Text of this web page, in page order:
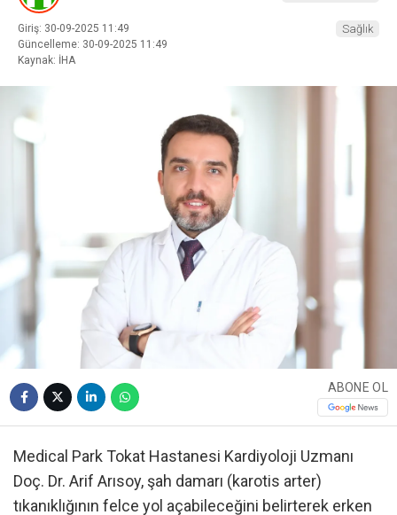
Giriş: 30-09-2025 11:49
Güncelleme: 30-09-2025 11:49
Kaynak: İHA
Sağlık
ABONE OL
Medical Park Tokat Hastanesi Kardiyoloji Uzmanı
Doç. Dr. Arif Arısoy, şah damarı (karotis arter)
tıkanıklığının felce yol açabileceğini belirterek erken